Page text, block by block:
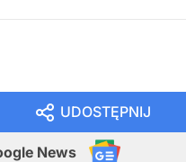
UDOSTĘPNIJ
News